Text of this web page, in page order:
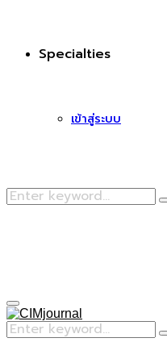
Specialties
เข้าสู่ระบบ
Search
Primary
Menu
Search
for: